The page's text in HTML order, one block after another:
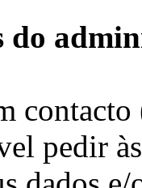
do
pedir